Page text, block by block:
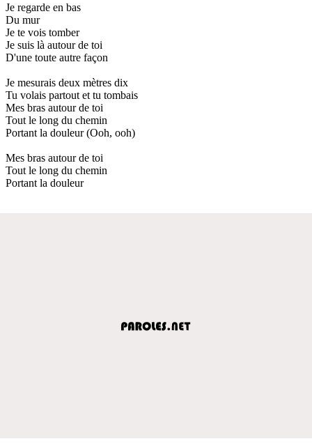
Je regarde en bas
Du mur
Je te vois tomber
Je suis là autour de toi
D'une toute autre façon
Je mesurais deux mètres dix
Tu volais partout et tu tombais
Mes bras autour de toi
Tout le long du chemin
Portant la douleur (Ooh, ooh)
Mes bras autour de toi
Tout le long du chemin
Portant la douleur